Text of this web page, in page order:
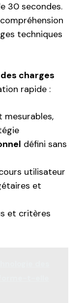
30 secondes.
techniques
charges
rapide :
mesurables,
défini sans
utilisateur
et
et critères